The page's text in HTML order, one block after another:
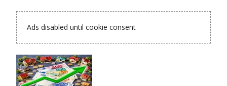
Ads disabled until cookie consent